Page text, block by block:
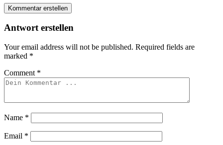
Kommentar erstellen
Antwort erstellen
Your email address will not be published. Required fields are
marked *
Comment *
Name *
Email *